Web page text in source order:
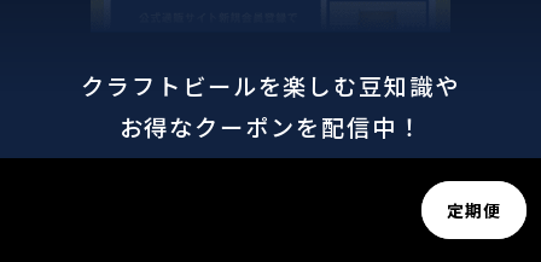
定期便
クラフトビールを楽しむ豆知識や
お得なクーポンを配信中！